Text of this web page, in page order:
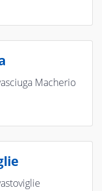
Macherio